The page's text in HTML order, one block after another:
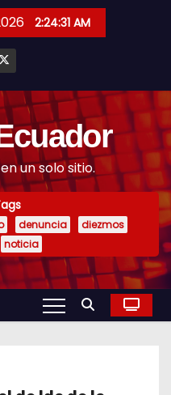
2:24:32 AM
un solo sitio.
denuncia
diezmos
noticia